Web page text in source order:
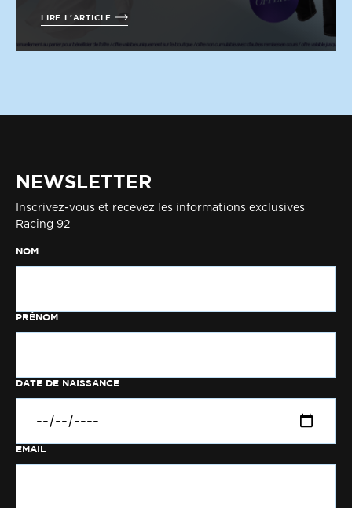
LIRE L'ARTICLE
NEWSLETTER
Inscrivez-vous et recevez les informations exclusives
Racing 92
NOM
PRÉNOM
DATE DE NAISSANCE
EMAIL